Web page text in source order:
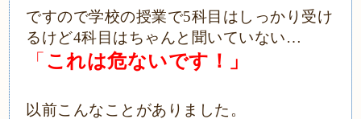
ですので学校の授業で5科目はしっかり受け
るけど4科目はちゃんと聞いていない…
「 これは危ないです！」
以前こんなことがありました。